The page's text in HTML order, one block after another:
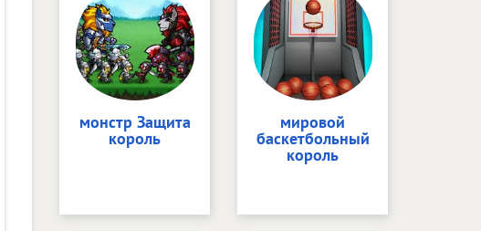
монстр Защита
король
мировой
баскетбольный
король